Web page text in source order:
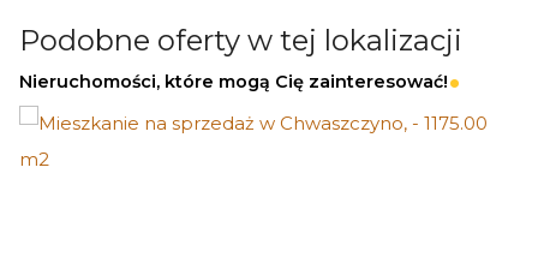
Podobne oferty w tej lokalizacji
Nieruchomości, które mogą Cię zainteresować!